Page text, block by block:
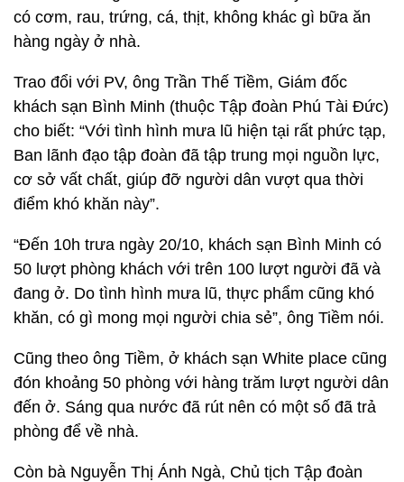
có cơm, rau, trứng, cá, thịt, không khác gì bữa ăn
hàng ngày ở nhà.
Trao đổi với PV, ông Trần Thế Tiềm, Giám đốc
khách sạn Bình Minh (thuộc Tập đoàn Phú Tài Đức)
cho biết: “Với tình hình mưa lũ hiện tại rất phức tạp,
Ban lãnh đạo tập đoàn đã tập trung mọi nguồn lực,
cơ sở vất chất, giúp đỡ người dân vượt qua thời
điểm khó khăn này”.
“Đến 10h trưa ngày 20/10, khách sạn Bình Minh có
50 lượt phòng khách với trên 100 lượt người đã và
đang ở. Do tình hình mưa lũ, thực phẩm cũng khó
khăn, có gì mong mọi người chia sẻ”, ông Tiềm nói.
Cũng theo ông Tiềm, ở khách sạn White place cũng
đón khoảng 50 phòng với hàng trăm lượt người dân
đến ở. Sáng qua nước đã rút nên có một số đã trả
phòng để về nhà.
Còn bà Nguyễn Thị Ánh Ngà, Chủ tịch Tập đoàn